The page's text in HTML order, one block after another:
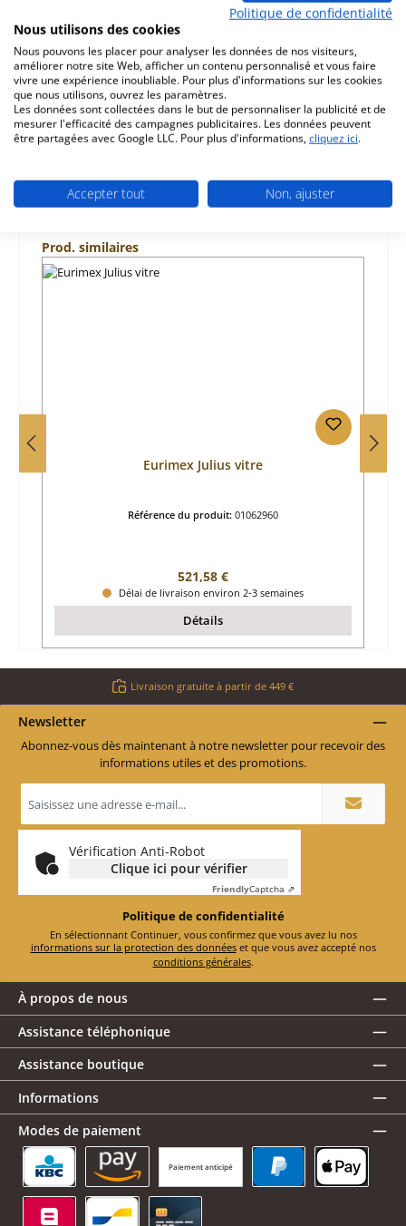
joint de porte kit pour le poêle Eurimex Julius Pour ce
sceau, nous recommandons des attaches de joints afin
que les extr…
Caractéristiques
Informations sur la sécurité du produit
Ignorer la galerie de produits
Prod. similaires
Eurimex Julius vitre
Référence du produit: 01062960
Prix régulier :
521,58 €
Délai de livraison environ 2-3 semaines
Détails
Livraison gratuite à partir de 449 €
Newsletter
Abonnez-vous dès maintenant à notre newsletter pour recevoir des
informations utiles et des promotions.
e-
mail
*
Vérification Anti-Robot
Clique ici pour vérifier
FriendlyCaptcha ⇗
Politique de confidentialité
En sélectionnant Continuer, vous confirmez que vous avez lu nos
informations sur la protection des données
et que vous avez accepté nos
conditions générales.
À propos de nous
Assistance téléphonique
Assistance boutique
Informations
Modes de paiement
Paiement anticipé
KBC/CBC Payment Button
Amazon Pay
Politique de confidentialité
Nous utilisons des cookies
Nous pouvons les placer pour analyser les données de nos visiteurs,
améliorer notre site Web, afficher un contenu personnalisé et vous faire
vivre une expérience inoubliable. Pour plus d'informations sur les cookies
que nous utilisons, ouvrez les paramètres.
Les données sont collectées dans le but de personnaliser la publicité et de
mesurer l'efficacité des campagnes publicitaires. Les données peuvent
être partagées avec Google LLC. Pour plus d'informations, cliquez ici.
Accepter tout Non, ajuster